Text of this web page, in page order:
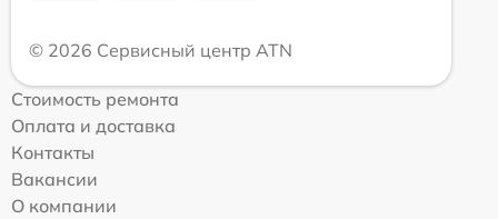
© 2026 Сервисный центр ATN
Стоимость ремонта
Оплата и доставка
Контакты
Вакансии
О компании